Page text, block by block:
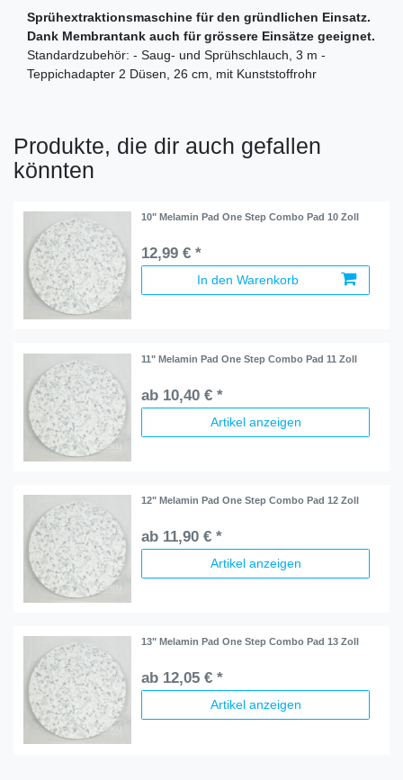
Sprühextraktionsmaschine für den gründlichen Einsatz.
Dank Membrantank auch für grössere Einsätze geeignet.
Standardzubehör: - Saug- und Sprühschlauch, 3 m -
Teppichadapter 2 Düsen, 26 cm, mit Kunststoffrohr
Produkte, die dir auch gefallen
könnten
10" Melamin Pad One Step Combo Pad 10 Zoll
12,99 € *
In den Warenkorb
11" Melamin Pad One Step Combo Pad 11 Zoll
ab 10,40 € *
Artikel anzeigen
12" Melamin Pad One Step Combo Pad 12 Zoll
ab 11,90 € *
Artikel anzeigen
13" Melamin Pad One Step Combo Pad 13 Zoll
ab 12,05 € *
Artikel anzeigen